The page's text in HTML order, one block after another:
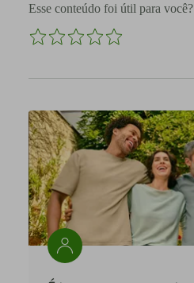
Esse conteúdo foi útil para você?